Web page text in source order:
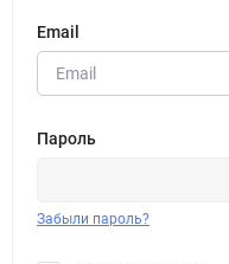
Email
Пароль
Забыли пароль?